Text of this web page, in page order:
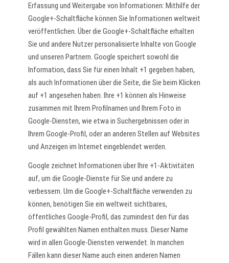
Erfassung und Weitergabe von Informationen: Mithilfe der
Google+-Schaltfläche können Sie Informationen weltweit
veröffentlichen. Über die Google+-Schaltfläche erhalten
Sie und andere Nutzer personalisierte Inhalte von Google
und unseren Partnern. Google speichert sowohl die
Information, dass Sie für einen Inhalt +1 gegeben haben,
als auch Informationen über die Seite, die Sie beim Klicken
auf +1 angesehen haben. Ihre +1 können als Hinweise
zusammen mit Ihrem Profilnamen und Ihrem Foto in
Google-Diensten, wie etwa in Suchergebnissen oder in
Ihrem Google-Profil, oder an anderen Stellen auf Websites
und Anzeigen im Internet eingeblendet werden.
Google zeichnet Informationen über Ihre +1-Aktivitäten
auf, um die Google-Dienste für Sie und andere zu
verbessern. Um die Google+-Schaltfläche verwenden zu
können, benötigen Sie ein weltweit sichtbares,
öffentliches Google-Profil, das zumindest den für das
Profil gewählten Namen enthalten muss. Dieser Name
wird in allen Google-Diensten verwendet. In manchen
Fällen kann dieser Name auch einen anderen Namen